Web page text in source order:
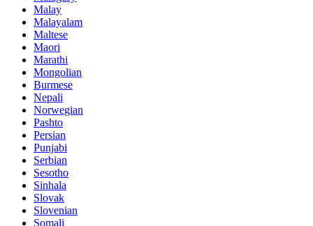
Malay
Malayalam
Maltese
Maori
Marathi
Mongolian
Burmese
Nepali
Norwegian
Pashto
Persian
Punjabi
Serbian
Sesotho
Sinhala
Slovak
Slovenian
Somali